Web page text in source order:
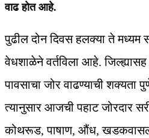
वाढ होत आहे.
पुढील दोन दिवस हलक्या ते
वेधशाळेने वर्तविला आहे.
पावसाचा जोर वाढण्याची शक्यता
त्यानुसार आजची पहाट जोरदार
कोथरूड, पाषाण, औंध,